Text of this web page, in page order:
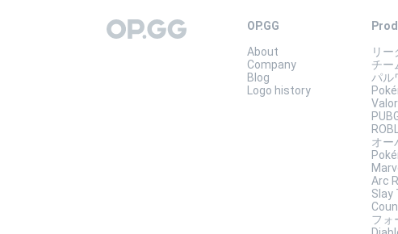
OP.GG
OP.GG
About
Company
Blog
Logo history
リ
チー
パル
オー
Arc
Slay
フォ